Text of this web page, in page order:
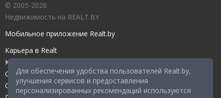
Для обеспечения удобства пользователей Realt.by,
улучшения сервисов и предоставления
персонализированных рекомендаций используются
© 2005-2026
Недвижимость на REALT.BY
Мобильное приложение Realt.by
Карьера в Realt
Контакты редакции
Справочный центр
Служба поддержки